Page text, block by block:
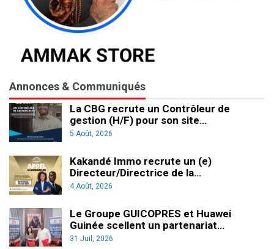
Annonces & Communiqués
La CBG recrute un Contrôleur de
gestion (H/F) pour son site…
5 Août, 2026
Kakandé Immo recrute un (e)
Directeur/Directrice de la…
4 Août, 2026
Le Groupe GUICOPRES et Huawei
Guinée scellent un partenariat…
31 Juil, 2026